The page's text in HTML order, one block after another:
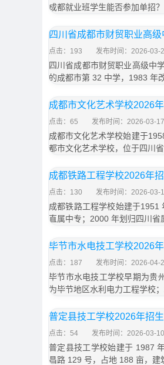
成都就业班学生能否参加单招
四川省成都市财贸职业高
点击：193 发布时间：2026-03-
四川省成都市财贸职业高级中
的成都市第 32 中学，1983 年
成都市文化艺术学校2026
点击：65 发布时间：2026-03-17
成都市文化艺术学校始建于
都市文化艺术学校，位于四川
成都铁路工程学校2026年
点击：130 发布时间：2026-03-
成都铁路工程学校始建于1951
直属中专；2000 年划归四川省
毕节市水电技工学校2026
点击：187 发布时间：2026-04-
毕节市水电技工学校早期为贵
为毕节地区水利电力工程学校
普定县技工学校2026年招
点击：54 发布时间：2026-03-10
普定县技工学校始建于 1987
昌路 129 号，占地 188 亩，建